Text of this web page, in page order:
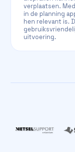
verplaatsen.
in de planning
hen relevant is.
uitvoering.